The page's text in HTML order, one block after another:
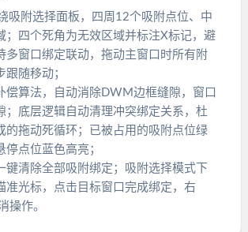
吸附选择面板，四周12个吸附点位、中
；四个死角为无效区域并标注X标记，避
多窗口绑定联动，拖动主窗口时所有附
跟随移动；
偿算法，自动消除DWM边框缝隙，窗口
；底层逻辑自动清理冲突绑定关系，杜
的拖动死循环；已被占用的吸附点位绿
点位蓝色高亮；
键清除全部吸附绑定；吸附选择模式下
准光标，点击目标窗口完成绑定，右
操作。